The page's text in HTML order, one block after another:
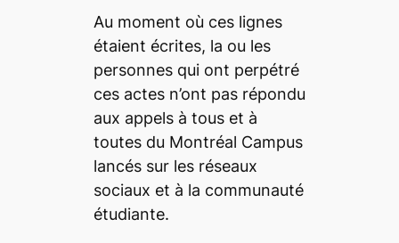
Au moment où ces lignes
étaient écrites, la ou les
personnes qui ont perpétré
ces actes n’ont pas répondu
aux appels à tous et à
toutes du Montréal Campus
lancés sur les réseaux
sociaux et à la communauté
étudiante.